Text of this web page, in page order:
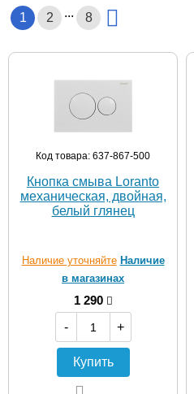
1 2 ... 8
Код товара: 637-867-500
Кнопка смыва Loranto
механическая, двойная,
белый глянец
Наличие уточняйте Наличие
в магазинах
1 290
-
+
Купить